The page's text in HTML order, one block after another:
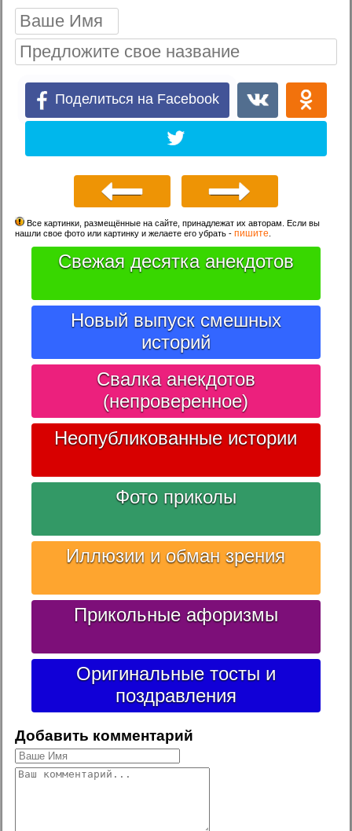
Поделиться на Facebook
Все картинки, размещённые на сайте, принадлежат их авторам. Если вы
нашли свое фото или картинку и желаете его убрать -пишите
Свежая десятка анекдотов
Новый выпуск смешных
историй
Свалка анекдотов
(непроверенное)
Неопубликованные истории
Фото приколы
Иллюзии и обман зрения
Прикольные афоризмы
Оригинальные тосты и
поздравления
Добавить комментарий